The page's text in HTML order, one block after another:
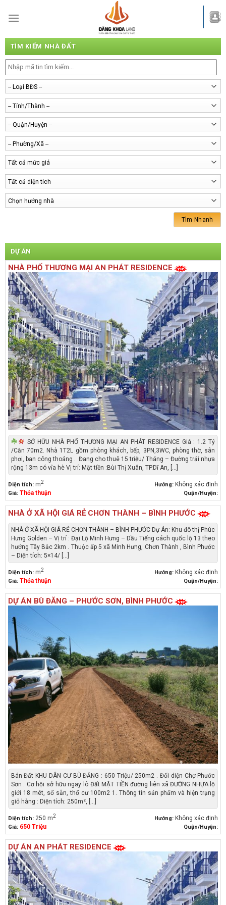
TÌM KIẾM NHÀ ĐẤT
DỰ ÁN
NHÀ PHỐ THƯƠNG MẠI AN PHÁT RESIDENCE
SỞ HỮU NHÀ PHỐ THƯƠNG MẠI AN PHÁT RESIDENCE Giá : 1.2 Tỷ
/Căn 70m2. Nhà 1T2L gồm phòng khách, bếp, 3PN,3WC, phòng thờ, sân
phơi, ban công thoáng . Đang cho thuê 15 triệu/ Tháng – Đường trải nhựa
rộng 13m có vỉa hè Vị trí: Mặt tiền :Bùi Thị Xuân, TP.Dĩ An, [...]
Diện tích:m2 Hướng: Không xác định
Giá:Thỏa thuận Quận/Huyện:
NHÀ Ở XÃ HỘI GIÁ RẺ CHƠN THÀNH – BÌNH PHƯỚC
NHÀ Ở XÃ HỘI GIÁ RẺ CHƠN THÀNH – BÌNH PHƯỚC Dự Án: Khu đô thị Phúc
Hưng Golden – Vị trí : Đại Lộ Minh Hưng – Dầu Tiếng cách quốc lộ 13 theo
hướng Tây Bắc 2km . Thuộc ấp 5 xã Minh Hưng, Chơn Thành , Bình Phước
– Diện tích: 5×14/ [...]
Diện tích:m2 Hướng: Không xác định
Giá:Thỏa thuận Quận/Huyện:
DỰ ÁN BÙ ĐĂNG – PHƯỚC SƠN, BÌNH PHƯỚC
Bán Đất KHU DÂN CƯ BÙ ĐĂNG : 650 Triệu/ 250m2 . Đối diện Chợ Phước
Sơn . Cơ hội sở hữu ngay lô Đất MẶT TIỀN đường liên xã ĐƯỜNG NHỰA lộ
giới 18 mét, sổ sẵn, thổ cư 100m2 1. Thông tin sản phẩm và hiện trạng
giỏ hàng : Diện tích: 250m², [...]
Diện tích:250 m2 Hướng: Không xác định
Giá:650 Triệu Quận/Huyện:
DỰ ÁN AN PHÁT RESIDENCE